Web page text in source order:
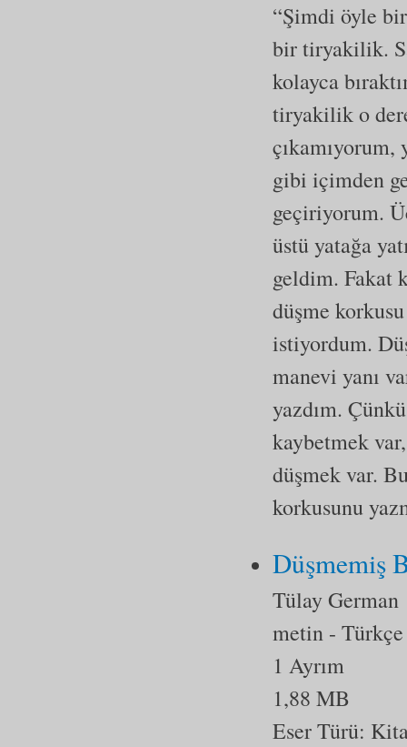
“Şimdi öyle
bir tiryakilik.
kolayca
tiryakilik o
gibi içimden
geçiriyorum.
üstü yatağa
geldim. Fakat
düşme
istiyordum.
manevi yanı
yazdım.
kaybetmek
düşmek var.
korkusunu
Düşmemiş
Tülay German
metin - Türkçe
1 Ayrım
1,88 MB
Eser Türü: